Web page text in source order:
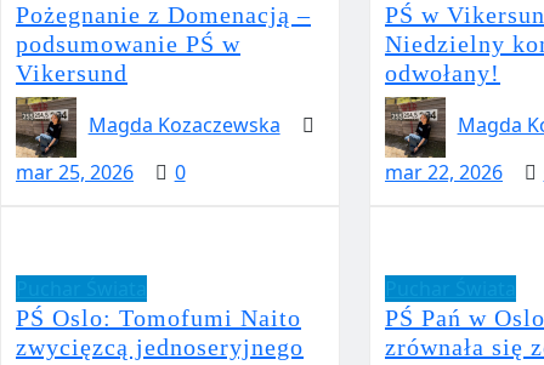
Pożegnanie z Domenacją –
podsumowanie PŚ w
Vikersund
Magda Kozaczewska
mar 25, 2026
0
PŚ w
Niedzielny
odwołany!
Magda
mar 22, 2026
PŚ Oslo: Tomofumi Naito
zwycięzcą jednoseryjnego
PŚ Pań w
zrównała się